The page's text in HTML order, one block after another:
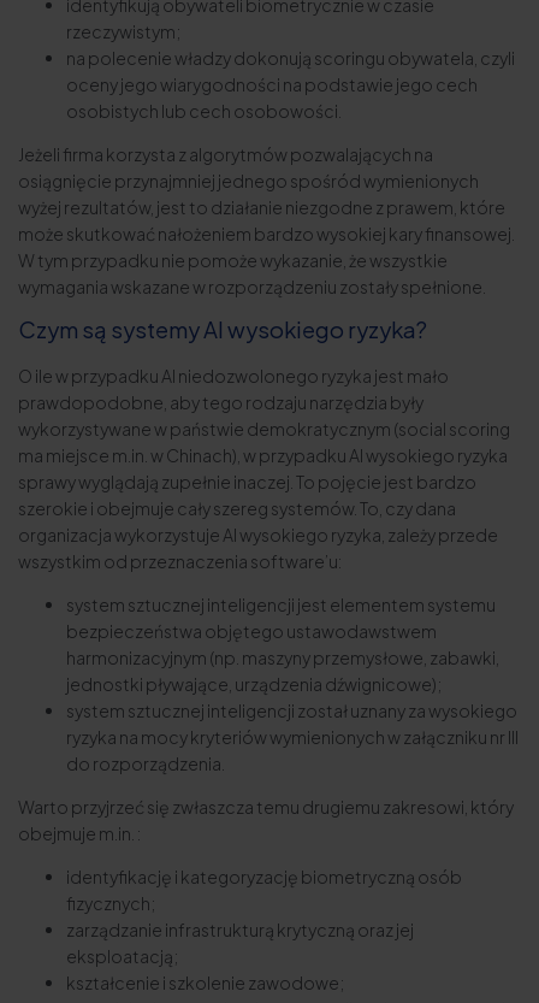
identyfikują obywateli biometrycznie w czasie
rzeczywistym;
na polecenie władzy dokonują scoringu obywatela, czyli
oceny jego wiarygodności na podstawie jego cech
osobistych lub cech osobowości.
Jeżeli firma korzysta z algorytmów pozwalających na
osiągnięcie przynajmniej jednego spośród wymienionych
wyżej rezultatów, jest to działanie niezgodne z prawem, które
może skutkować nałożeniem bardzo wysokiej kary finansowej.
W tym przypadku nie pomoże wykazanie, że wszystkie
wymagania wskazane w rozporządzeniu zostały spełnione.
Czym są systemy AI wysokiego ryzyka?
O ile w przypadku AI niedozwolonego ryzyka jest mało
prawdopodobne, aby tego rodzaju narzędzia były
wykorzystywane w państwie demokratycznym (social scoring
ma miejsce m.in. w Chinach), w przypadku AI wysokiego ryzyka
sprawy wyglądają zupełnie inaczej. To pojęcie jest bardzo
szerokie i obejmuje cały szereg systemów. To, czy dana
organizacja wykorzystuje AI wysokiego ryzyka, zależy przede
wszystkim od przeznaczenia software’u:
system sztucznej inteligencji jest elementem systemu
bezpieczeństwa objętego ustawodawstwem
harmonizacyjnym (np. maszyny przemysłowe, zabawki,
jednostki pływające, urządzenia dźwignicowe);
system sztucznej inteligencji został uznany za wysokiego
ryzyka na mocy kryteriów wymienionych w załączniku nr III
do rozporządzenia.
Warto przyjrzeć się zwłaszcza temu drugiemu zakresowi, który
obejmuje m.in. :
identyfikację i kategoryzację biometryczną osób
fizycznych;
zarządzanie infrastrukturą krytyczną oraz jej
eksploatacją;
kształcenie i szkolenie zawodowe;